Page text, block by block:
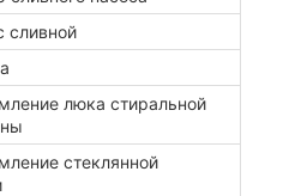
сливной
люка стиральной
стеклянной